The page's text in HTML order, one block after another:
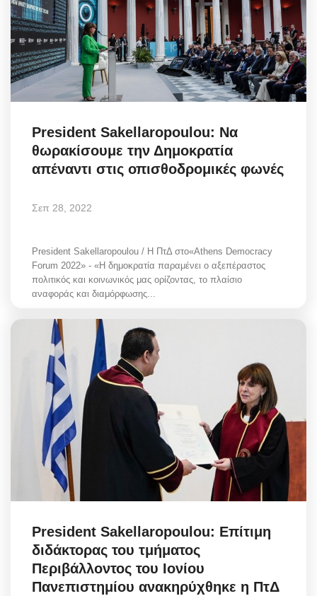
President Sakellaropoulou: Να
θωρακίσουμε την Δημοκρατία
απέναντι στις οπισθοδρομικές φωνές
Σεπ 28, 2022
President Sakellaropoulou / H ΠτΔ στο«Athens Democracy
Forum 2022» - «Η δημοκρατία παραμένει ο αξεπέραστος
πολιτικός και κοινωνικός μας ορίζοντας, το πλαίσιο
αναφοράς και διαμόρφωσης...
President Sakellaropoulou: Επίτιμη
διδάκτορας του τμήματος
Περιβάλλοντος του Ιονίου
Πανεπιστημίου ανακηρύχθηκε η ΠτΔ